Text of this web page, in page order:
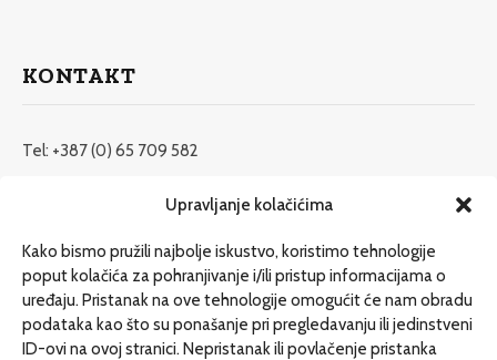
Upravljanje kolačićima
Kako bismo pružili najbolje iskustvo, koristimo tehnologije
poput kolačića za pohranjivanje i/ili pristup informacijama o
uređaju. Pristanak na ove tehnologije omogućit će nam obradu
podataka kao što su ponašanje pri pregledavanju ili jedinstveni
ID-ovi na ovoj stranici. Nepristanak ili povlačenje pristanka
KONTAKT
Tel: +387 (0) 65 709 582
redakcija@etrafika.net
Dosije
Drugi pišu